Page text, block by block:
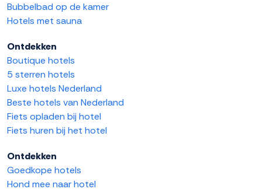
Bubbelbad op de kamer
Hotels met sauna
Ontdekken
Boutique hotels
5 sterren hotels
Luxe hotels Nederland
Beste hotels van Nederland
Fiets opladen bij hotel
Fiets huren bij het hotel
Ontdekken
Goedkope hotels
Hond mee naar hotel